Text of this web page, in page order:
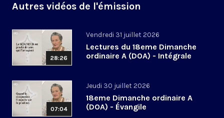
Autres vidéos de l'émission
28:26
Vendredi 31 juillet 2026
Lectures du 18eme Dimanche
ordinaire A (DOA) - Intégrale
07:04
Jeudi 30 juillet 2026
18eme Dimanche ordinaire A
(DOA) - Évangile